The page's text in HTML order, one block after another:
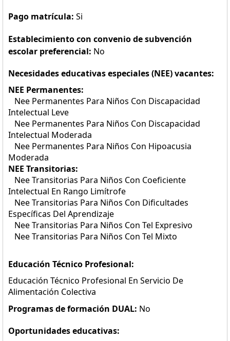
Pago matrícula: Si
Establecimiento con convenio de subvención
escolar preferencial: No
Necesidades educativas especiales (NEE) vacantes:
NEE Permanentes:
Nee Permanentes Para Niños Con Discapacidad
Intelectual Leve
Nee Permanentes Para Niños Con Discapacidad
Intelectual Moderada
Nee Permanentes Para Niños Con Hipoacusia
Moderada
NEE Transitorias:
Nee Transitorias Para Niños Con Coeficiente
Intelectual En Rango Limítrofe
Nee Transitorias Para Niños Con Dificultades
Específicas Del Aprendizaje
Nee Transitorias Para Niños Con Tel Expresivo
Nee Transitorias Para Niños Con Tel Mixto
Educación Técnico Profesional:
Educación Técnico Profesional En Servicio De
Alimentación Colectiva
Programas de formación DUAL: No
Oportunidades educativas: